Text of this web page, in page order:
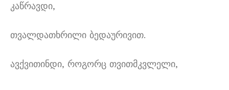
კაწრავდი,
თვალდათხრილი ბედაურივით.
ავქვითინდი, როგორც თვითმკვლელი,